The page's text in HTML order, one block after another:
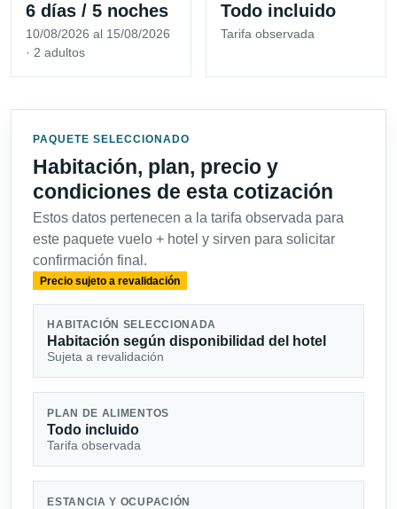
6 días / 5 noches
10/08/2026 al 15/08/2026
· 2 adultos
Todo incluido
Tarifa observada
PAQUETE SELECCIONADO
Habitación, plan, precio y
condiciones de esta cotización
Estos datos pertenecen a la tarifa observada para
este paquete vuelo + hotel y sirven para solicitar
confirmación final.
Precio sujeto a revalidación
HABITACIÓN SELECCIONADA
Habitación según disponibilidad del hotel
Sujeta a revalidación
PLAN DE ALIMENTOS
Todo incluido
Tarifa observada
ESTANCIA Y OCUPACIÓN